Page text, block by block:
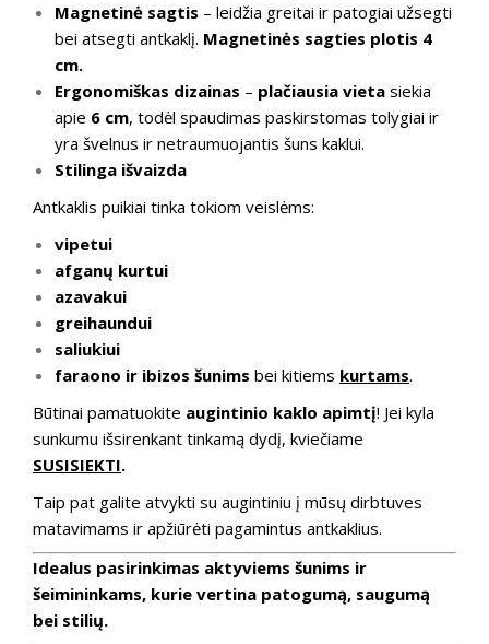
Magnetinė sagtis – leidžia greitai ir patogiai užsegti
bei atsegti antkaklį. Magnetinės sagties plotis 4
cm.
Ergonomiškas dizainas – plačiausia vieta siekia
apie 6 cm, todėl spaudimas paskirstomas tolygiai ir
yra švelnus ir netraumuojantis šuns kaklui.
Stilinga išvaizda
Antkaklis puikiai tinka tokiom veislėms:
vipetui
afganų kurtui
azavakui
greihaundui
saliukiui
faraono ir ibizos šunims bei kitiems kurtams.
Būtinai pamatuokite augintinio kaklo apimtį! Jei kyla
sunkumu išsirenkant tinkamą dydį, kviečiame
SUSISIEKTI.
Taip pat galite atvykti su augintiniu į mūsų dirbtuves
matavimams ir apžiūrėti pagamintus antkaklius.
Idealus pasirinkimas aktyviems šunims ir
šeimininkams, kurie vertina patogumą, saugumą
bei stilių.